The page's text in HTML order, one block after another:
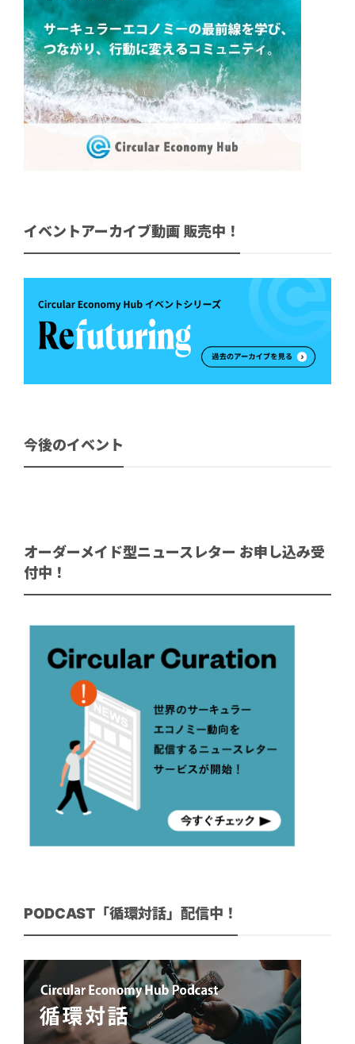
イベントアーカイブ動画 販売中！
今後のイベント
オーダーメイド型ニュースレター お申し込み受
付中！
PODCAST「循環対話」配信中！